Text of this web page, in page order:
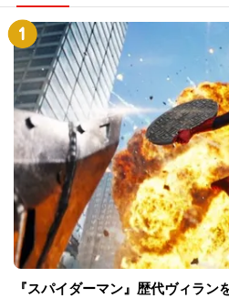
『スパイダーマン』歴代ヴィラン